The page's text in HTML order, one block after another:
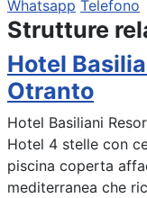
Whatsapp Telefono
Strutture
Hotel
Otranto
Hotel Basiliani
Hotel 4 stelle con
piscina coperta
mediterranea che